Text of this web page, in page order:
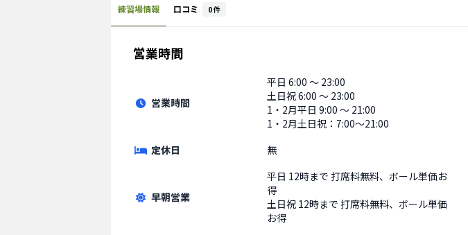
練習場情報 口コミ 0件
営業時間
営業時間
平日 6:00 〜 23:00
土日祝6:00 〜 23:00
1・2月平日 9:00 〜 21:00
1・2月土日祝：7:00〜21:00
定休日
無
早朝営業
平日 12時まで 打席料無料、ボール単価お
得
土日祝 12時まで 打席料無料、ボール単価
お得